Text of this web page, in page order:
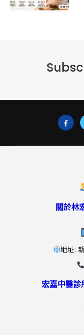
關於林
地址:
宏嘉中醫診